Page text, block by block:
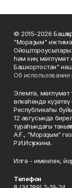
© 2015-2026
"Мораҙым"
Ойоштороусылары:
һәм киң мәғлүмәт
Башкортостан"
Об использовании
Элемтә, мәғлүмәт
өлкәһендә
Республикаһы
12 авгусында
тураһындағы
А.Ғ., "Мораҙым"
Р.И.Исҡужина.
Илгә - именлек,
Телефон